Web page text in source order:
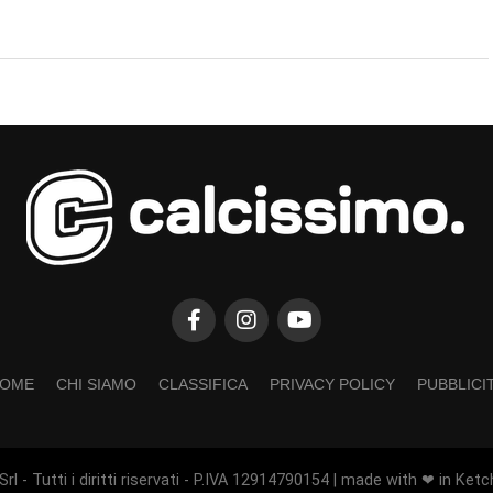
CHI SIAMO CLASSIFICA PRIVACY POLICY
- Tutti i diritti riservati - P.IVA 12914790154 | made with ❤ in